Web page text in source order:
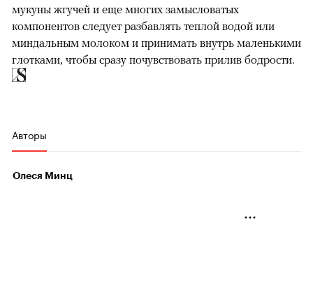
мукуны жгучей и еще многих замысловатых
компонентов следует разбавлять теплой водой или
миндальным молоком и принимать внутрь маленькими
глотками, чтобы сразу почувствовать прилив бодрости.
Авторы
Олеся Минц